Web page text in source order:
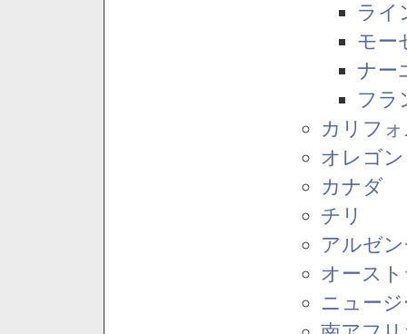
ライ
モー
ナー
フラ
カリフ
オレゴ
カナダ
チリ
アルゼ
オース
ニュー